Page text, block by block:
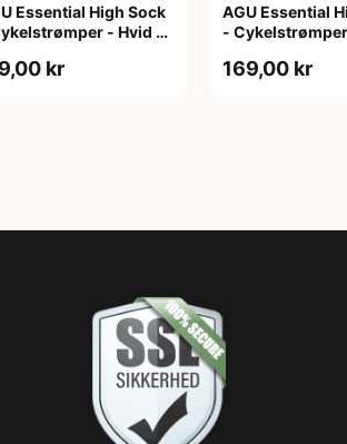
Essential High Sock
- Hvid -
kr
AGU Essential
-
169,00 kr